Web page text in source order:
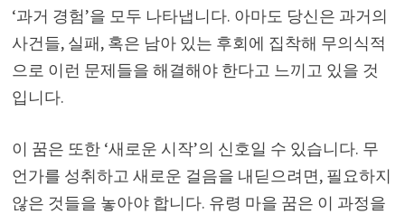
‘과거 경험’을 모두 나타냅니다. 아마도 당신은 과거의
사건들, 실패, 혹은 남아 있는 후회에 집착해 무의식적
으로 이런 문제들을 해결해야 한다고 느끼고 있을 것
입니다.
이 꿈은 또한 ‘새로운 시작’의 신호일 수 있습니다. 무
언가를 성취하고 새로운 걸음을 내딛으려면, 필요하지
않은 것들을 놓아야 합니다. 유령 마을 꿈은 이 과정을